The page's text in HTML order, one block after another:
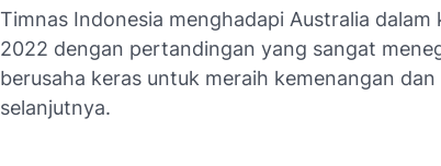
Timnas Indonesia menghadapi Australia dalam
2022 dengan pertandingan yang sangat
berusaha keras untuk meraih kemenangan dan
selanjutnya.